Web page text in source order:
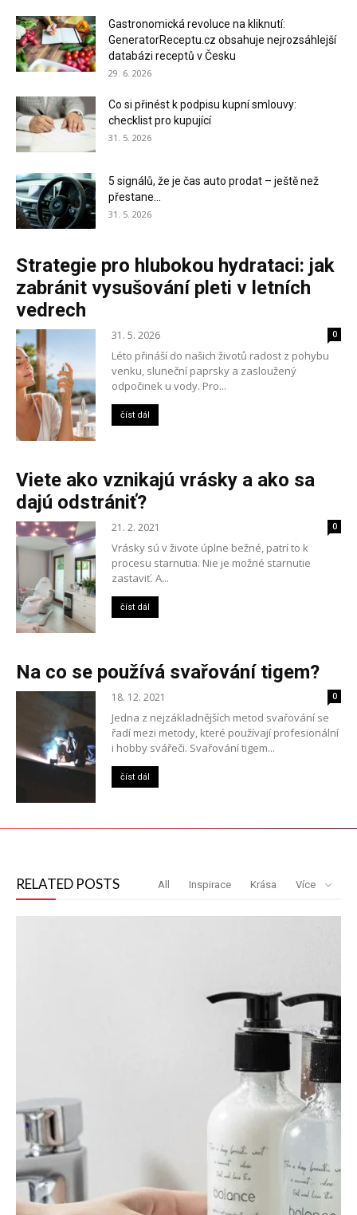
Gastronomická revoluce na kliknutí:
GeneratorReceptu.cz obsahuje nejrozsáhlejší
databázi receptů v Česku
29. 6. 2026
Co si přinést k podpisu kupní smlouvy:
checklist pro kupující
31. 5. 2026
5 signálů, že je čas auto prodat – ještě než
přestane...
31. 5. 2026
Strategie pro hlubokou hydrataci: jak
zabránit vysušování pleti v letních
vedrech
31. 5. 2026 0
Léto přináší do našich životů radost z pohybu
venku, sluneční paprsky a zasloužený
odpočinek u vody. Pro...
číst dál
Viete ako vznikajú vrásky a ako sa
dajú odstrániť?
21. 2. 2021 0
Vrásky sú v živote úplne bežné, patrí to k
procesu starnutia. Nie je možné starnutie
zastaviť. A...
číst dál
Na co se používá svařování tigem?
18. 12. 2021 0
Jedna z nejzákladnějších metod svařování se
řadí mezi metody, které používají profesionální
i hobby svářeči. Svařování tigem...
číst dál
RELATED POSTS All Inspirace Krása Více